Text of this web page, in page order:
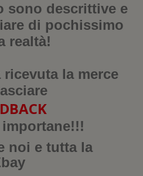
sono descrittive e
di pochissimo
realtà!
la merce
noi e tutta la